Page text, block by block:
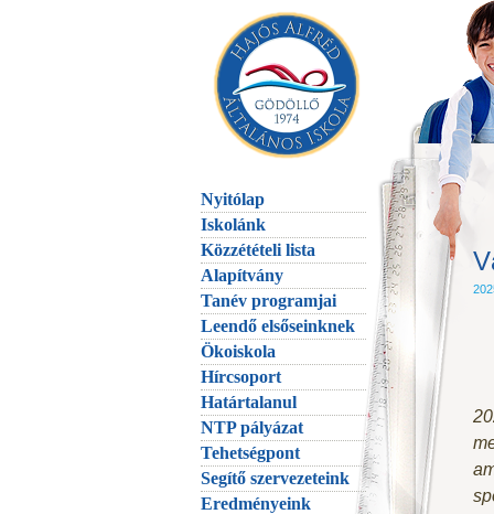
Nyitólap
Iskolánk
Közzétételi lista
Alapítvány
Tanév programjai
Leendő elsőseinknek
Ökoiskola
Hírcsoport
Határtalanul
NTP pályázat
Tehetségpont
Segítő szervezeteink
Eredményeink